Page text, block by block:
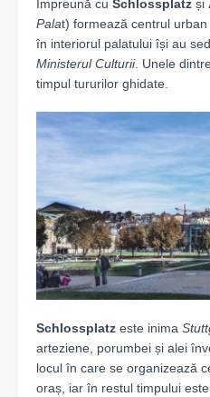
Împreună cu Schlossplatz și
Palat) formează centrul
în interiorul palatului își au
Ministerul Culturii. Unele
timpul tururilor ghidate.
Schlossplatz este inima
arteziene, porumbei și alei
locul în care se organizează
oraș, iar în restul timpului